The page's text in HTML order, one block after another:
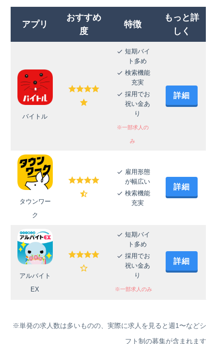
アプリ
おすすめ
度
特徴
もっと詳
しく
バイトル
短期バイ
ト多め
検索機能
充実
採用でお
祝い金あ
り
※一部求人の
み
詳細
タウンワー
ク
雇用形態
が幅広い
検索機能
充実
詳細
アルバイト
EX
短期バイ
ト多め
採用でお
祝い金あ
り
※一部求人のみ
詳細
※単発の求人数は多いものの、実際に求人を見ると週1〜などシ
フト制の募集が含まれます